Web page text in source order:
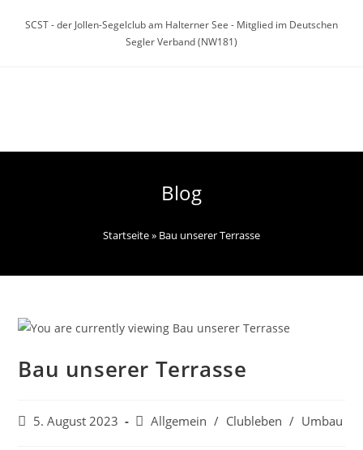
InhaltSCST - der Jollen-Segelclub am Halterner See - Mitglied im Deutschen
Segler Verband (NW181)
Blog
Startseite» Bau unserer Terrasse
Bau unserer Terrasse
Beitrag
5. August 2023
Beitrags-
Allgemein / Clubleben / Umbau